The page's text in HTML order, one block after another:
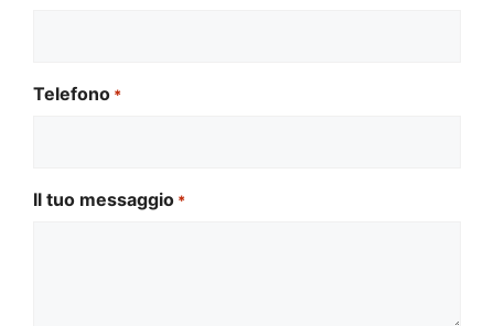
Telefono *
Il tuo messaggio *